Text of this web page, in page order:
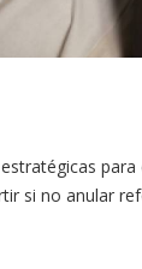
para
si no anular